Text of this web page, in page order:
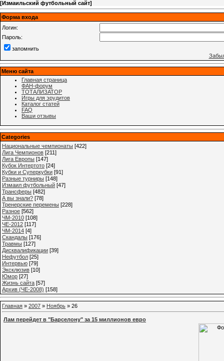
[Измаильский футбольный сайт]
Форма входа
Логин:
Пароль:
запомнить
Меню сайта
Главная страница
ФАН-форум
ТОТАЛИЗАТОР
Игры для эрудитов
Каталог статей
FAQ
Ваши отзывы
Categories
Национальные чемпионаты [422]
Лига Чемпионов [211]
Лига Европы [147]
Кубок Интертото [24]
Кубки и Суперкубки [91]
Разные турниры [148]
Измаил футбольный [47]
Трансферы [482]
А вы знали? [78]
Тренерские перемены [228]
Разное [562]
ЧМ-2010 [108]
ЧЕ-2012 [117]
ЧМ-2014 [4]
Cкандалы [176]
Травмы [127]
Дисквалификации [39]
Нефутбол [25]
Интервью [79]
Эксклюзив [10]
Юмор [27]
Жизнь сайта [57]
Архив (ЧЕ-2008) [158]
Главная » 2007 » Ноябрь » 26
Лам перейдет в "Барселону" за 15 миллионов евро